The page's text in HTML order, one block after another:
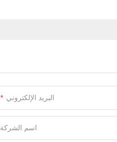
البريد الإلكتروني
اسم الشركة